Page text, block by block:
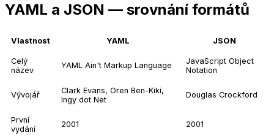
YAML a JSON — srovnání formátů
Vlastnost YAML JSON
Celý
název
YAML Ain't Markup Language
JavaScript Object
Notation
Vývojář
Clark Evans, Oren Ben-Kiki,
Ingy dot Net
Douglas Crockford
První
vydání
2001 2001